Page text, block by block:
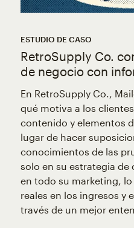
ESTUDIO DE CASO
RetroSupply Co.
de negocio con
En RetroSupply Co.,
qué motiva a los
contenido y elementos
lugar de hacer
conocimientos de las
solo en su estrategia
en todo su marketing,
reales en los ingresos y
través de un mejor